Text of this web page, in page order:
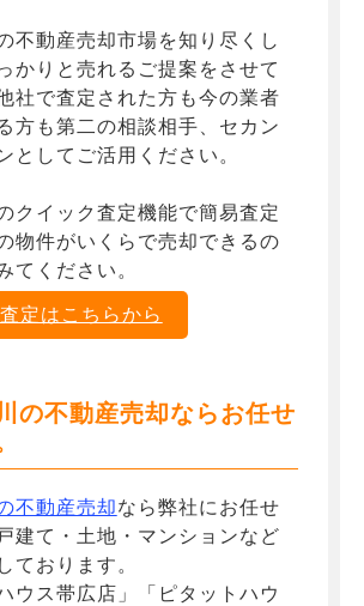
不動産売却市場を知り尽くし
かりと売れるご提案をさせて
社で査定された方も今の業者
方も第二の相談相手、セカン
としてご活用ください。
クイック査定機能で簡易査定
物件がいくらで売却できるの
てください。
定はこちらから
の不動産売却ならお任せ
不動産売却なら弊社にお任せ
建て・土地・マンションなど
ております。
ウス帯広店」「ピタットハウ